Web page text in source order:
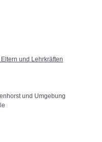
und Lehrkräften
und Umgebung